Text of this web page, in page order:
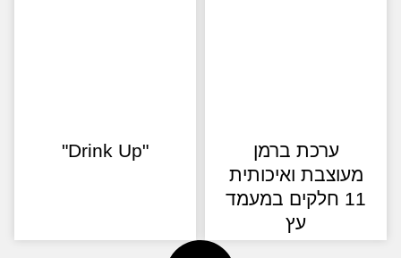
ערכת ברמן
ואיכותית
11 חלקים במעמד